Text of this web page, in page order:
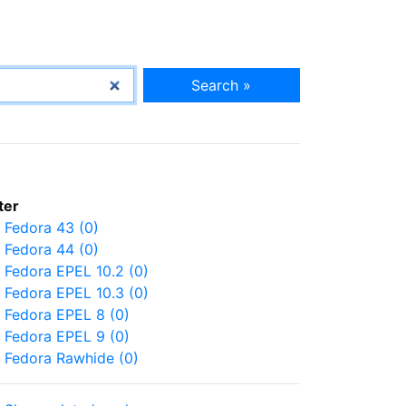
Search »
Fedora 43 (0)
Fedora 44 (0)
Fedora EPEL 10.2 (0)
Fedora EPEL 10.3 (0)
Fedora EPEL 8 (0)
Fedora EPEL 9 (0)
Fedora Rawhide (0)